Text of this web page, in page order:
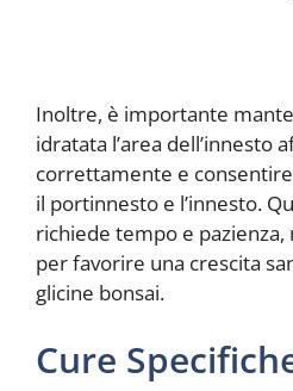
Inoltre, è importante
idratata l’area dell’innesto
correttamente e
il portinnesto e l’innesto.
richiede tempo e
per favorire una crescita
glicine bonsai.
Cure